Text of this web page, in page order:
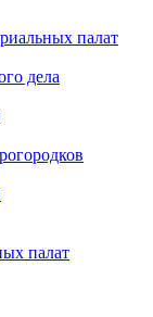
палат
дела
палат